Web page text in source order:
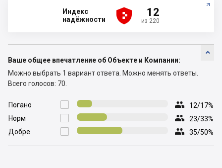
Индекс
надёжности




 12
из 220

Ваше общее впечатление об Объекте и Компании:
Можно выбрать 1 вариант ответа. Можно менять ответы.
Всего голосов: 70.

Погано  12/17%

Норм  23/33%

Добре  35/50%